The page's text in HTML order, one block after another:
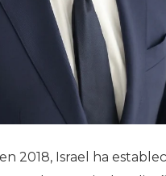
2018, Israel ha